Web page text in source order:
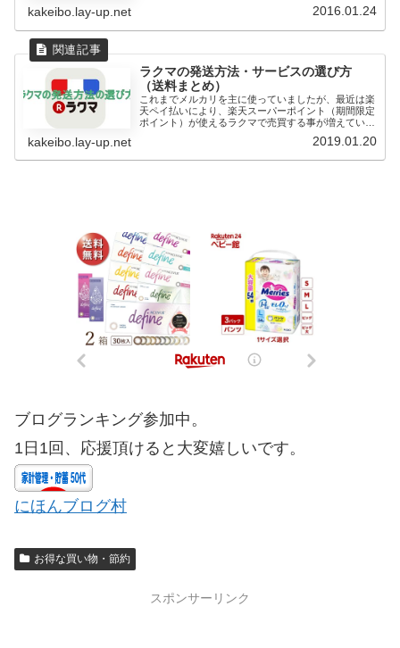
kakeibo.lay-up.net 2016.01.24
ラクマの発送方法・サービスの選び方
（送料まとめ）
これまでメルカリを主に使っていましたが、最近は楽
天ペイ払いにより、楽天スーパーポイント（期間限定
ポイント）が使えるラクマで売買する事が増えていま
kakeibo.lay-up.net 2019.01.20
ブログランキング参加中。
1日1回、応援頂けると大変嬉しいです。
にほんブログ村
お得な買い物・節約
スポンサーリンク